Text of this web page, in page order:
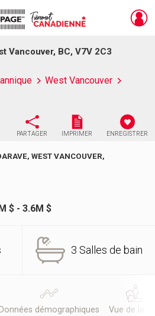
Vancouver, BC, V7V 2C3
West Vancouver
PARTAGER IMPRIMER ENREGISTRER
WEST VANCOUVER,
$ - 3.6M $
3 Salles de bain
Données démographiques Vue de la